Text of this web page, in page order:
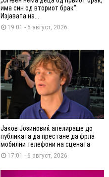
има син од вториот брак“:
Изјавата на...
19:01 - 6 август, 2026
Јаков Јозиновиќ апелираше до
публиката да престане да фрла
мобилни телефони на сцената
17:01 - 6 август, 2026